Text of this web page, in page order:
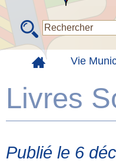
Vie
Livres
Publié le 6